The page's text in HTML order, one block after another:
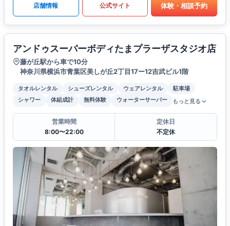
店舗情報 公式サイト 体験・相談予約
アンドゥスーパーボディたまプラーザスタジオ店
藤が丘駅から車で10分
神奈川県横浜市青葉区美しが丘2丁目17ー12吉武ビル1階
タオルレンタル シューズレンタル ウェアレンタル
駐車場
シャワー
体組成計 無料体験 ウォーターサーバー もっと見る
営業時間
8:00〜22:00
定休日
不定休